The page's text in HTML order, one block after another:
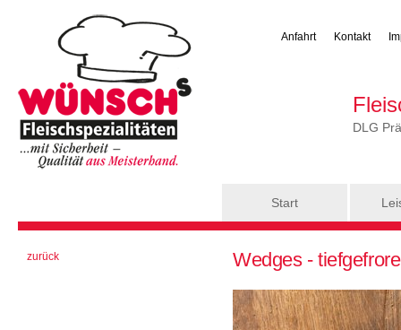
Anfahrt Kontakt
DLG
Start
zurück Wedges -